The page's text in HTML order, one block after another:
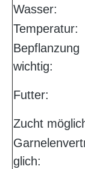
Wasser:
Temperatur:
Bepflanzung
wichtig:
Futter:
Zucht
glich: